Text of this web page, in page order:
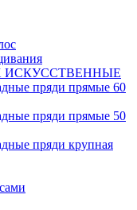
ИСКУССТВЕННЫЕ
пряди прямые 60
пряди прямые 50
пряди крупная